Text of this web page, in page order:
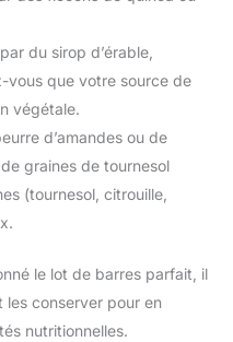
du sirop d’érable,
vous que votre source de
végétale.
d’amandes ou de
graines de tournesol
(tournesol, citrouille,
le lot de barres parfait, il
les conserver pour en
nutritionnelles.